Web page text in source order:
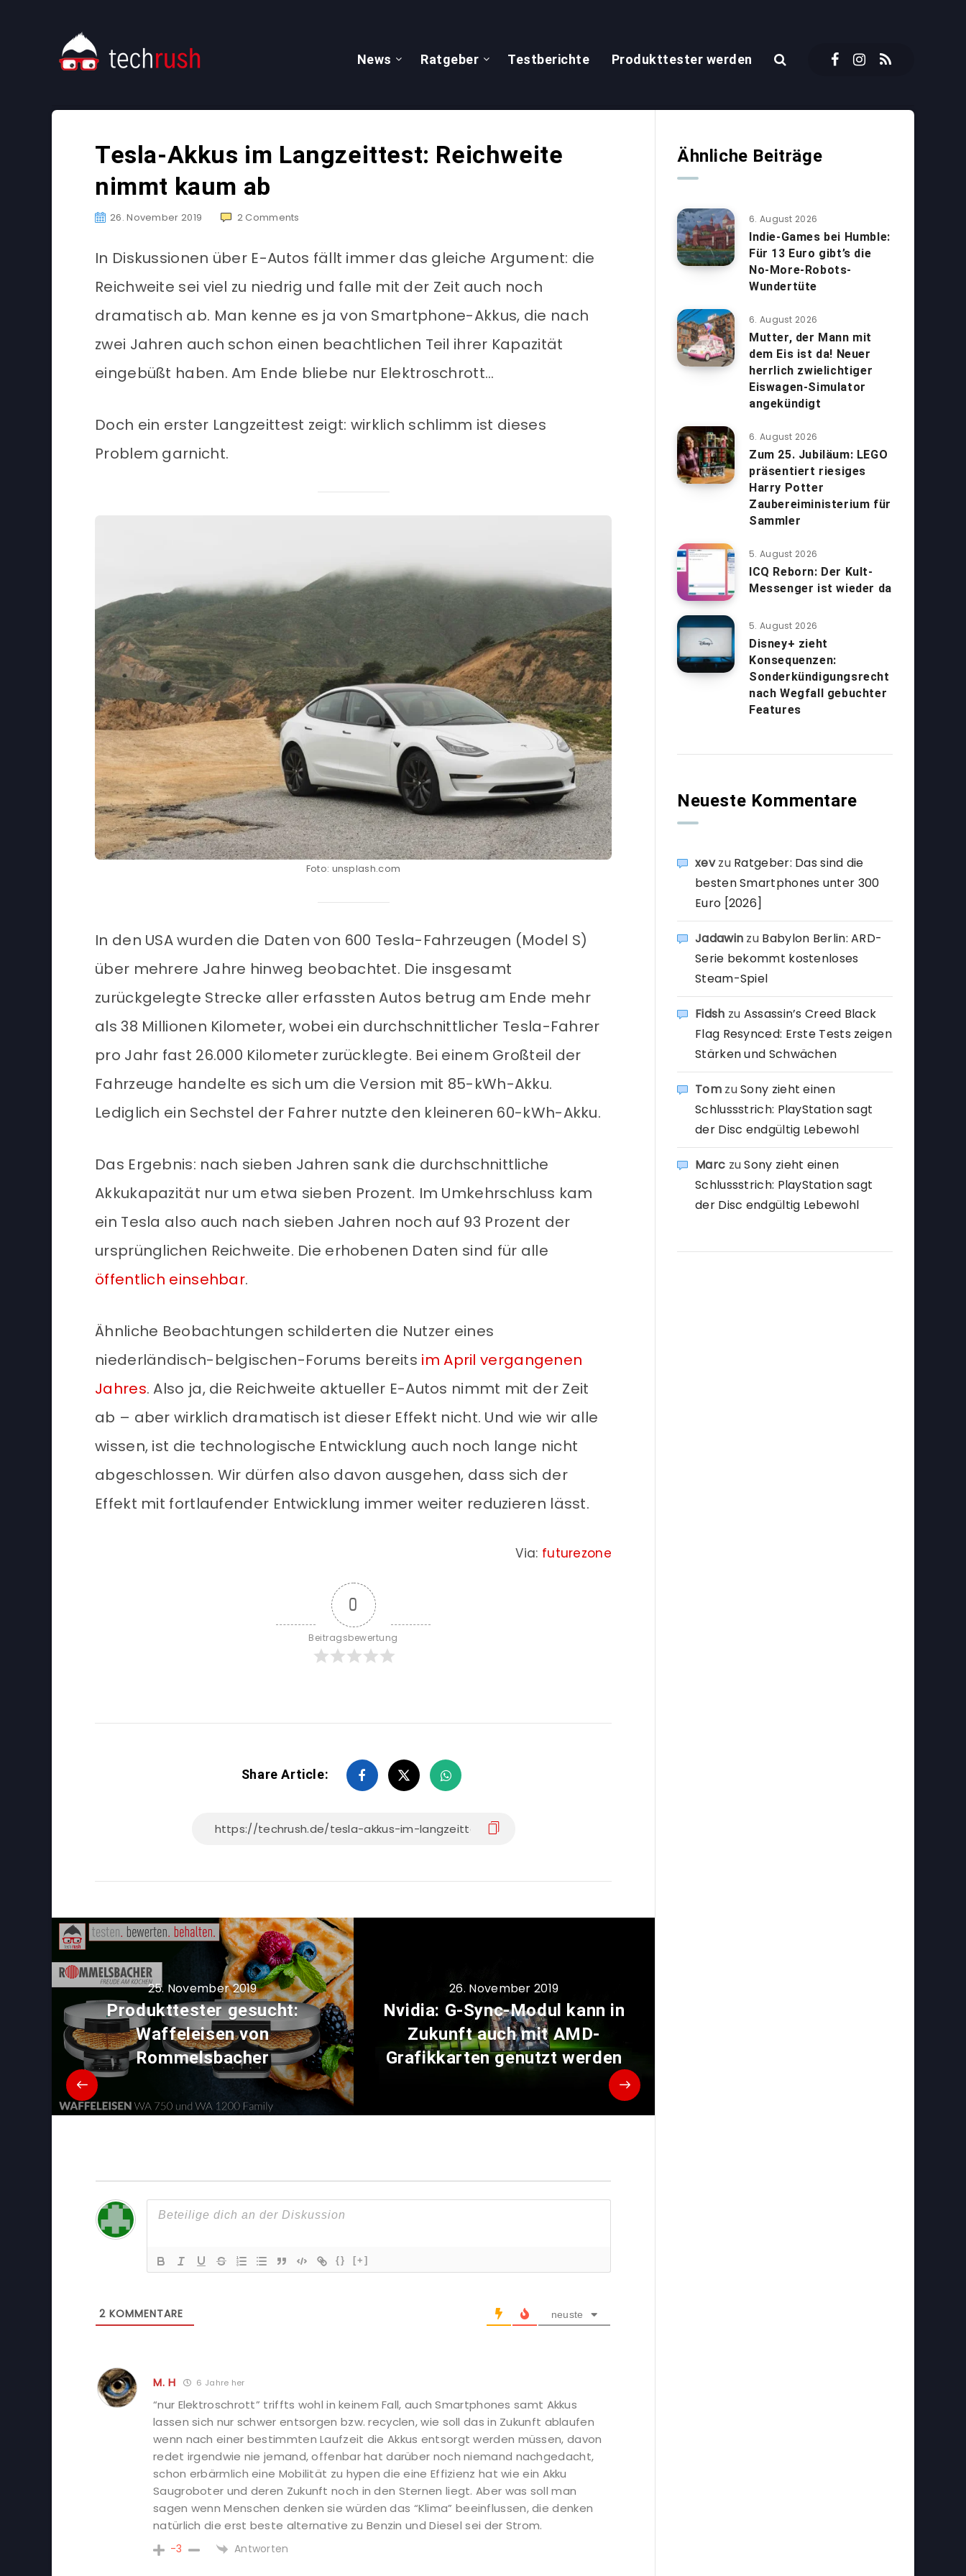
News Ratgeber Testberichte Produkttester werden
Tesla-Akkus im Langzeittest: Reichweite
nimmt kaum ab
26. November 2019 2 Comments
In Diskussionen über E-Autos fällt immer das gleiche Argument: die
Reichweite sei viel zu niedrig und falle mit der Zeit auch noch
dramatisch ab. Man kenne es ja von Smartphone-Akkus, die nach
zwei Jahren auch schon einen beachtlichen Teil ihrer Kapazität
eingebüßt haben. Am Ende bliebe nur Elektroschrott…
Doch ein erster Langzeittest zeigt: wirklich schlimm ist dieses
Problem garnicht.
Foto: unsplash.com
In den USA wurden die Daten von 600 Tesla-Fahrzeugen (Model S)
über mehrere Jahre hinweg beobachtet. Die insgesamt
zurückgelegte Strecke aller erfassten Autos betrug am Ende mehr
als 38 Millionen Kilometer, wobei ein durchschnittlicher Tesla-Fahrer
pro Jahr fast 26.000 Kilometer zurücklegte. Bei einem Großteil der
Fahrzeuge handelte es sich um die Version mit 85-kWh-Akku.
Lediglich ein Sechstel der Fahrer nutzte den kleineren 60-kWh-Akku.
Das Ergebnis: nach sieben Jahren sank die durchschnittliche
Akkukapazität nur um etwa sieben Prozent. Im Umkehrschluss kam
ein Tesla also auch nach sieben Jahren noch auf 93 Prozent der
ursprünglichen Reichweite. Die erhobenen Daten sind für alle
öffentlich einsehbar.
Ähnliche Beobachtungen schilderten die Nutzer eines
niederländisch-belgischen-Forums bereits im April vergangenen
Jahres. Also ja, die Reichweite aktueller E-Autos nimmt mit der Zeit
ab – aber wirklich dramatisch ist dieser Effekt nicht. Und wie wir alle
wissen, ist die technologische Entwicklung auch noch lange nicht
abgeschlossen. Wir dürfen also davon ausgehen, dass sich der
Effekt mit fortlaufender Entwicklung immer weiter reduzieren lässt.
Via: futurezone
0
Beitragsbewertung
Share Article:
25. November 2019
Produkttester gesucht:
Waffeleisen von
Rommelsbacher
26. November 2019
Nvidia: G-Sync-Modul kann in
Zukunft auch mit AMD-
Grafikkarten genutzt werden
{} [+]
2 KOMMENTARE neuste
M. H 6 Jahre her
“nur Elektroschrott” triffts wohl in keinem Fall, auch Smartphones samt Akkus
lassen sich nur schwer entsorgen bzw. recyclen, wie soll das in Zukunft ablaufen
wenn nach einer bestimmten Laufzeit die Akkus entsorgt werden müssen, davon
redet irgendwie nie jemand, offenbar hat darüber noch niemand nachgedacht,
schon erbärmlich eine Mobilität zu hypen die eine Effizienz hat wie ein Akku
Saugroboter und deren Zukunft noch in den Sternen liegt. Aber was soll man
sagen wenn Menschen denken sie würden das “Klima” beeinflussen, die denken
natürlich die erst beste alternative zu Benzin und Diesel sei der Strom.
-3 Antworten
Ähnliche Beiträge
6. August 2026
Indie-Games bei Humble:
Für 13 Euro gibt’s die
No-More-Robots-
Wundertüte
6. August 2026
Mutter, der Mann mit
dem Eis ist da! Neuer
herrlich zwielichtiger
Eiswagen-Simulator
angekündigt
6. August 2026
Zum 25. Jubiläum: LEGO
präsentiert riesiges
Harry Potter
Zaubereiministerium für
Sammler
5. August 2026
ICQ Reborn: Der Kult-
Messenger ist wieder da
5. August 2026
Disney+ zieht
Konsequenzen:
Sonderkündigungsrecht
nach Wegfall gebuchter
Features
Neueste Kommentare
xevzu Ratgeber: Das sind die
besten Smartphones unter 300
Euro [2026]
Jadawin zu Babylon Berlin: ARD-
Serie bekommt kostenloses
Steam-Spiel
Fidsh zu Assassin’s Creed Black
Flag Resynced: Erste Tests zeigen
Stärken und Schwächen
TomzuSony zieht einen
Schlussstrich: PlayStation sagt
der Disc endgültig Lebewohl
Marc zuSony zieht einen
Schlussstrich: PlayStation sagt
der Disc endgültig Lebewohl